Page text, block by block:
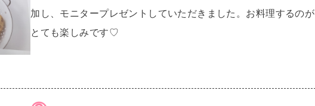
加し、モニタープレゼントしていただきました。お料理するのが
とても楽しみです♡